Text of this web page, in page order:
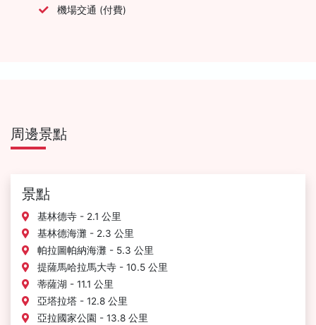
機場交通 (付費)
周邊景點
景點
基林德寺 - 2.1 公里
基林德海灘 - 2.3 公里
帕拉圖帕納海灘 - 5.3 公里
提薩馬哈拉馬大寺 - 10.5 公里
蒂薩湖 - 11.1 公里
亞塔拉塔 - 12.8 公里
亞拉國家公園 - 13.8 公里